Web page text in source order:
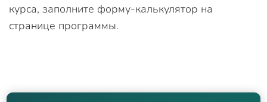
курса, заполните форму-калькулятор на
странице программы.